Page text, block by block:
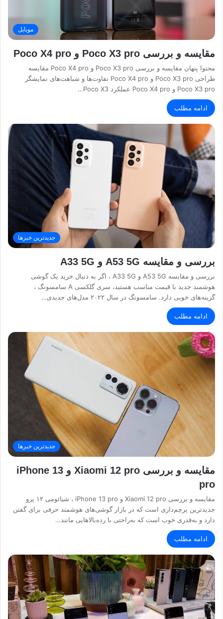
موبایل
مقایسه و بررسی Poco X3 pro و Poco X4 pro
محتوا پنهان مقایسه و بررسی Poco X3 pro و Poco X4 pro مقایسه
طراحی Poco X3 pro و Poco X4 pro تفاوت‌ها و شباهت‌های نمایشگر
Poco X3 pro و Poco X4 pro عملکرد Poco X3…
ادامه مطلب
جدیدترین خبرها
بررسی و مقایسه A53 5G و A33 5G
بررسی و مقایسه A53 5G و A33 5G ، اگر به دنبال خرید یک گوشی
هوشمند جدید با قیمت مناسب هستید، سری گلکسی A سامسونگ ،
گزینه‌های خوبی دارد. سامسونگ در سال ۲۰۲۲ مدل‌های جدیدی…
ادامه مطلب
جدیدترین خبرها
مقایسه و بررسی Xiaomi 12 pro و iPhone 13
pro
مقایسه و بررسی Xiaomi 12 pro و iPhone 13 pro ، شیائومی ۱۲ پرو
جدیدترین پرچم‌داری است که در بازار گوشی‌های هوشمند حرفی برای گفتن
دارد و به‌قدری خوب است که به‌راحتی با رده‌بالاهایی مانند…
ادامه مطلب